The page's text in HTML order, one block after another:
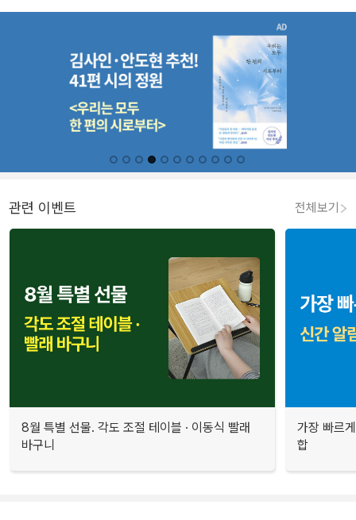
관련 이벤트 전체보기
8월 특별 선물. 각도 조절 테이블 · 이동식 빨래
바구니
가장 빠르
합